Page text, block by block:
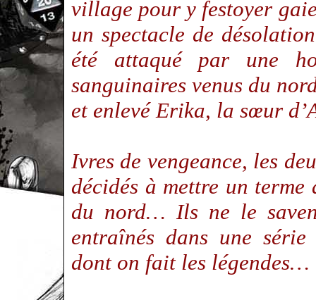
village pour y festoyer
un spectacle de
été attaqué par une
sanguinaires venus du
et enlevé Erika, la sœur
Ivres de vengeance, les
décidés à mettre un terme
du nord… Ils ne le
entraînés dans une
dont on fait les légendes…